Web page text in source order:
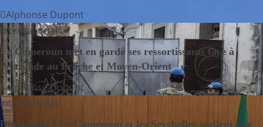
i
o
n
d
e
Alphonse Dupont
International
Le Cameroun met en garde ses ressortissants face à
l’escalade au Proche et Moyen-Orient
Alphonse Dupont
International
Diplomatie : Le Cameroun et les Seychelles scellent une